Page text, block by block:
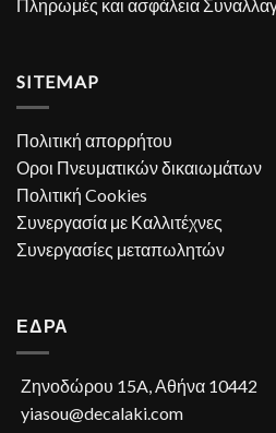
Πληρωμές και ασφάλεια
SITEMAP
Πολιτική απορρήτου
Οροι Πνευματικών δικαιωμάτων
Πολιτική Cookies
Συνεργασία με Καλλιτέχνες
Συνεργασίες μεταπωλητών
ΕΔΡΑ
Ζηνοδώρου 15A, Αθήνα 10442
yiasou@decalaki.com